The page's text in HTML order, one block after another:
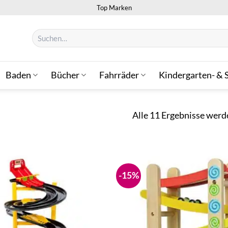
Top Marken
Suchen
nach:
Baden Bücher Fahrräder Kindergarten- &
Alle 11 Ergebnisse
-15%